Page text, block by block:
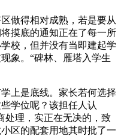
得相对成熟，若是要从
摸底的通知正在了每一所
校，但并没有当即建起学
象。“碑林、雁塔入学生
上是底线。家长若何选择
学位呢？该担任人认
处理，实正在无决的，致
区的配套用地其时批了一